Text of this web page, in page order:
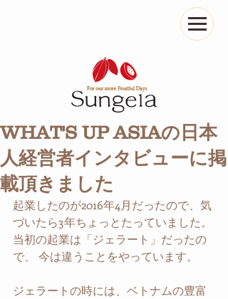
WHAT'S UP ASIAの日本
人経営者インタビューに掲
載頂きました
起業したのが2016年4月だったので、気
づいたら3年ちょっとたっていました。
当初の起業は「ジェラート」だったの
で、 今は違うことをやっています。
ジェラートの時には、ベトナムの豊富